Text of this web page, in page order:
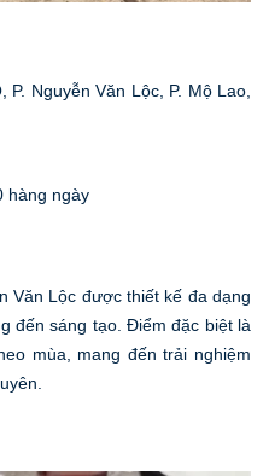
P. Nguyễn Văn Lộc, P. Mộ Lao,
hàng ngày
Văn Lộc được thiết kế đa dạng
đến sáng tạo. Điểm đặc biệt là
mùa, mang đến trải nghiệm